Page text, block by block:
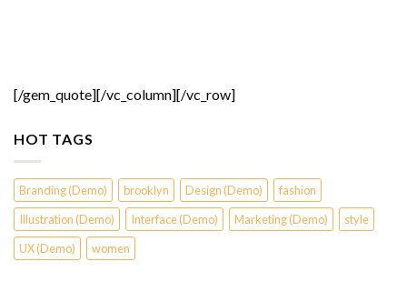
[/gem_quote][/vc_column][/vc_row]
HOT TAGS
Branding (Demo) brooklyn Design (Demo)
fashion
Illustration (Demo)
Interface (Demo) Marketing (Demo)
style
UX (Demo)
women